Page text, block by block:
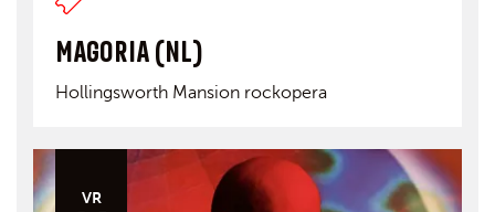
MAGORIA (NL)
Hollingsworth Mansion rockopera
VR